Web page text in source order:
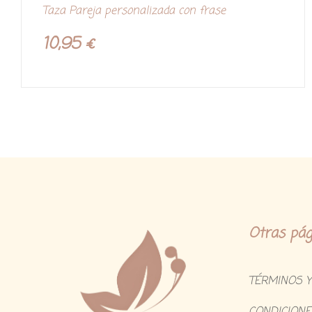
Taza Pareja personalizada con frase
a
a
d10,95€
Otras
TÉRMINOS Y